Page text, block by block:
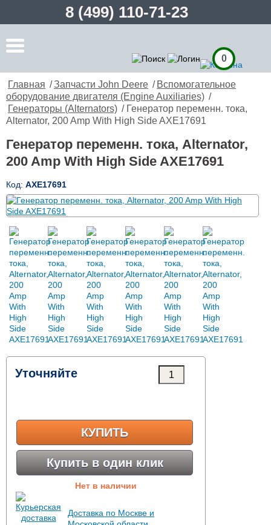
8 (499) 110-71-23
0
Главная /Запчасти John Deere / Вспомогательное
оборудование двигателя (Engine Auxiliaries) /
Генераторы (Alternators) / Генератор переменн. тока,
Alternator, 200 Amp With High Side AXE17691
Генератор переменн. тока, Alternator,
200 Amp With High Side AXE17691
Код: AXE17691
Уточняйте
КУПИТЬ
Купить в один клик
Нет в наличии
Доставка по Москве и